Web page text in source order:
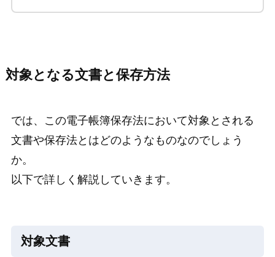
対象となる文書と保存方法
では、この電子帳簿保存法において対象とされる
文書や保存法とはどのようなものなのでしょう
か。
以下で詳しく解説していきます。
対象文書